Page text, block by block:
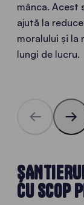
mânca. Acest
ajută la
moralului și la
lungi de lucru.
CU SCOP